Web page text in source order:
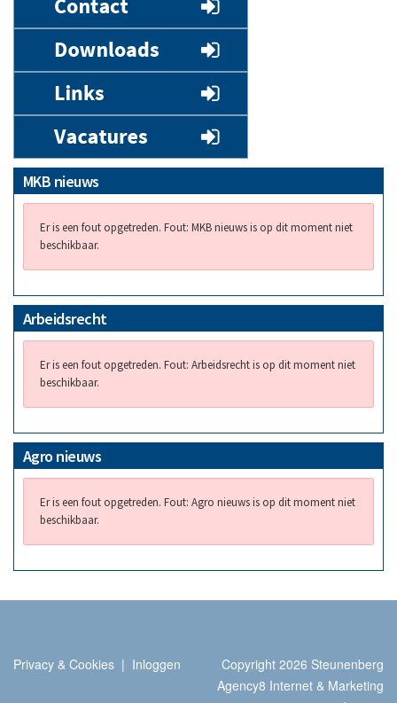
MKB nieuws
Er is een fout opgetreden. Fout: MKB nieuws is op dit moment niet
beschikbaar.
Arbeidsrecht
Er is een fout opgetreden. Fout: Arbeidsrecht is op dit moment niet
beschikbaar.
Agro nieuws
Er is een fout opgetreden. Fout: Agro nieuws is op dit moment niet
beschikbaar.
Privacy & Cookies | Inloggen
Copyright 2026 Steunenberg
Agency8 Internet & Marketing